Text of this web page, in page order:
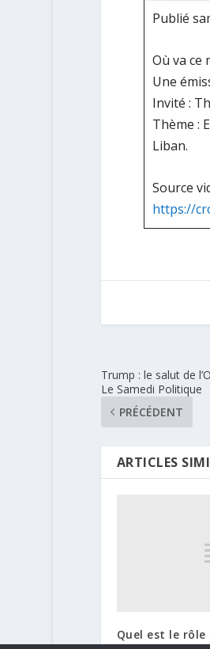
Publié
Où va ce
Une
Invité :
Thème :
Liban.
Source
https://
Trump : le salut de
Le Samedi Politique
PRÉCÉDENT
ARTICLES
Quel est le rôle